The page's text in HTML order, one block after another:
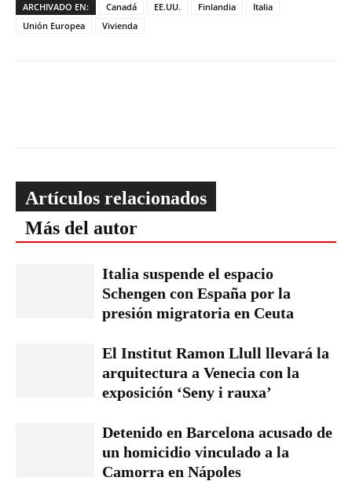
ARCHIVADO EN: Canadá EE.UU. Finlandia
Italia
Unión Europea
Vivienda
Artículos relacionados
Más del autor
Italia suspende el espacio
Schengen con España por la
presión migratoria en Ceuta
El Institut Ramon Llull llevará la
arquitectura a Venecia con la
exposición ‘Seny i rauxa’
Detenido en Barcelona acusado de
un homicidio vinculado a la
Camorra en Nápoles